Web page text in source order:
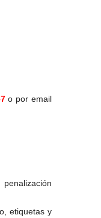
o por email
etiquetas y